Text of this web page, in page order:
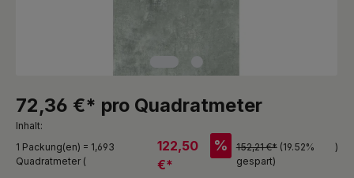
72,36 €* pro Quadratmeter
Inhalt:
1 Packung(en) = 1,693
Quadratmeter (
122,50
€*
% 152,21 €* (19.52%
gespart)
)